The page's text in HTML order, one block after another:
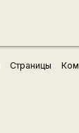
Страницы